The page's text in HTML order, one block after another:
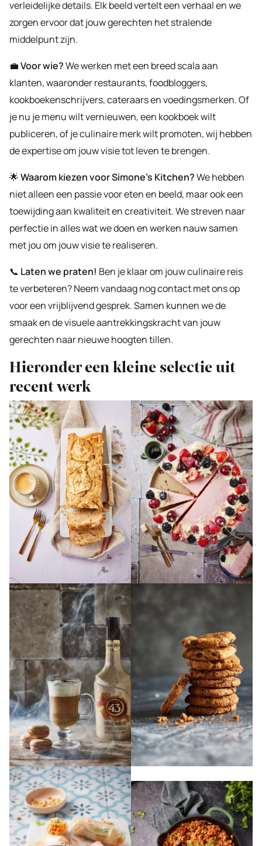
verleidelijke details. Elk beeld vertelt een verhaal en we
zorgen ervoor dat jouw gerechten het stralende
middelpunt zijn.
💼Voor wie?We werken met een breed scala aan
klanten, waaronder restaurants, foodbloggers,
kookboekenschrijvers, cateraars en voedingsmerken. Of
je nu je menu wilt vernieuwen, een kookboek wilt
publiceren, of je culinaire merk wilt promoten, wij hebben
de expertise om jouw visie tot leven te brengen.
🌟Waarom kiezen voor Simone’s Kitchen?We hebben
niet alleen een passie voor eten en beeld, maar ook een
toewijding aan kwaliteit en creativiteit. We streven naar
perfectie in alles wat we doen en werken nauw samen
met jou om jouw visie te realiseren.
📞 Laten we praten! Ben je klaar om jouw culinaire reis
te verbeteren? Neem vandaag nog contact met ons op
voor een vrijblijvend gesprek. Samen kunnen we de
smaak en de visuele aantrekkingskracht van jouw
gerechten naar nieuwe hoogten tillen.
Hieronder een kleine selectie uit
recent werk